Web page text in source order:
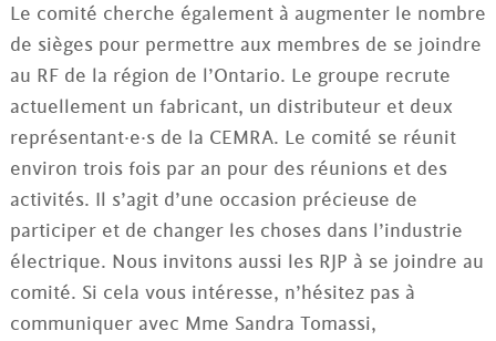
Le comité cherche également à augmenter le nombre
de sièges pour permettre aux membres de se joindre
au RF de la région de l’Ontario. Le groupe recrute
actuellement un fabricant, un distributeur et deux
représentant·e·s de la CEMRA. Le comité se réunit
environ trois fois par an pour des réunions et des
activités. Il s’agit d’une occasion précieuse de
participer et de changer les choses dans l’industrie
électrique. Nous invitons aussi les RJP à se joindre au
comité. Si cela vous intéresse, n’hésitez pas à
communiquer avec Mme Sandra Tomassi,